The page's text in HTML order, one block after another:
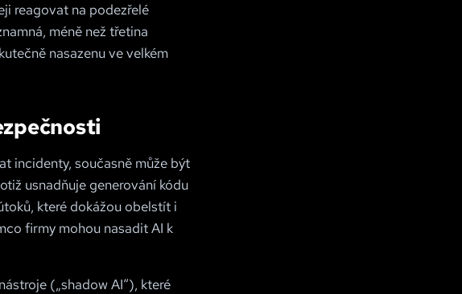
reagovat na podezřelé
méně než třetina
nasazenu ve velkém
incidenty, současně může být
usnadňuje generování kódu
které dokážou obelstít i
firmy mohou nasadit AI k
(„shadow AI“), které